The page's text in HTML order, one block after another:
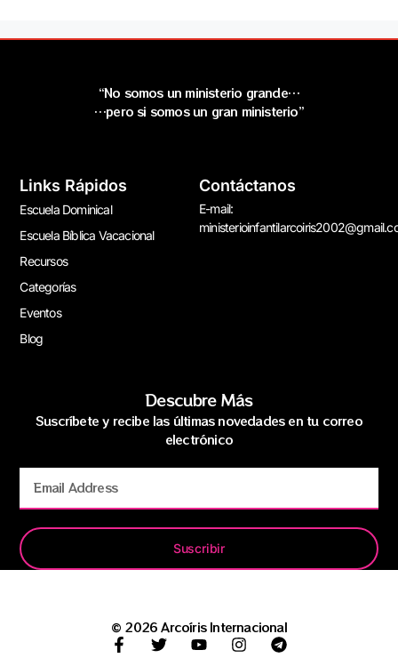
“No somos un ministerio grande…
…pero si somos un gran ministerio”
Links Rápidos
Escuela Dominical
Escuela Bíblica Vacacional
Recursos
Categorías
Eventos
Blog
Contáctanos
E-mail:
Descubre Más
Suscríbete y recibe las últimas novedades en tu correo
electrónico
Suscribir
© 2026 Arcoíris Internacional